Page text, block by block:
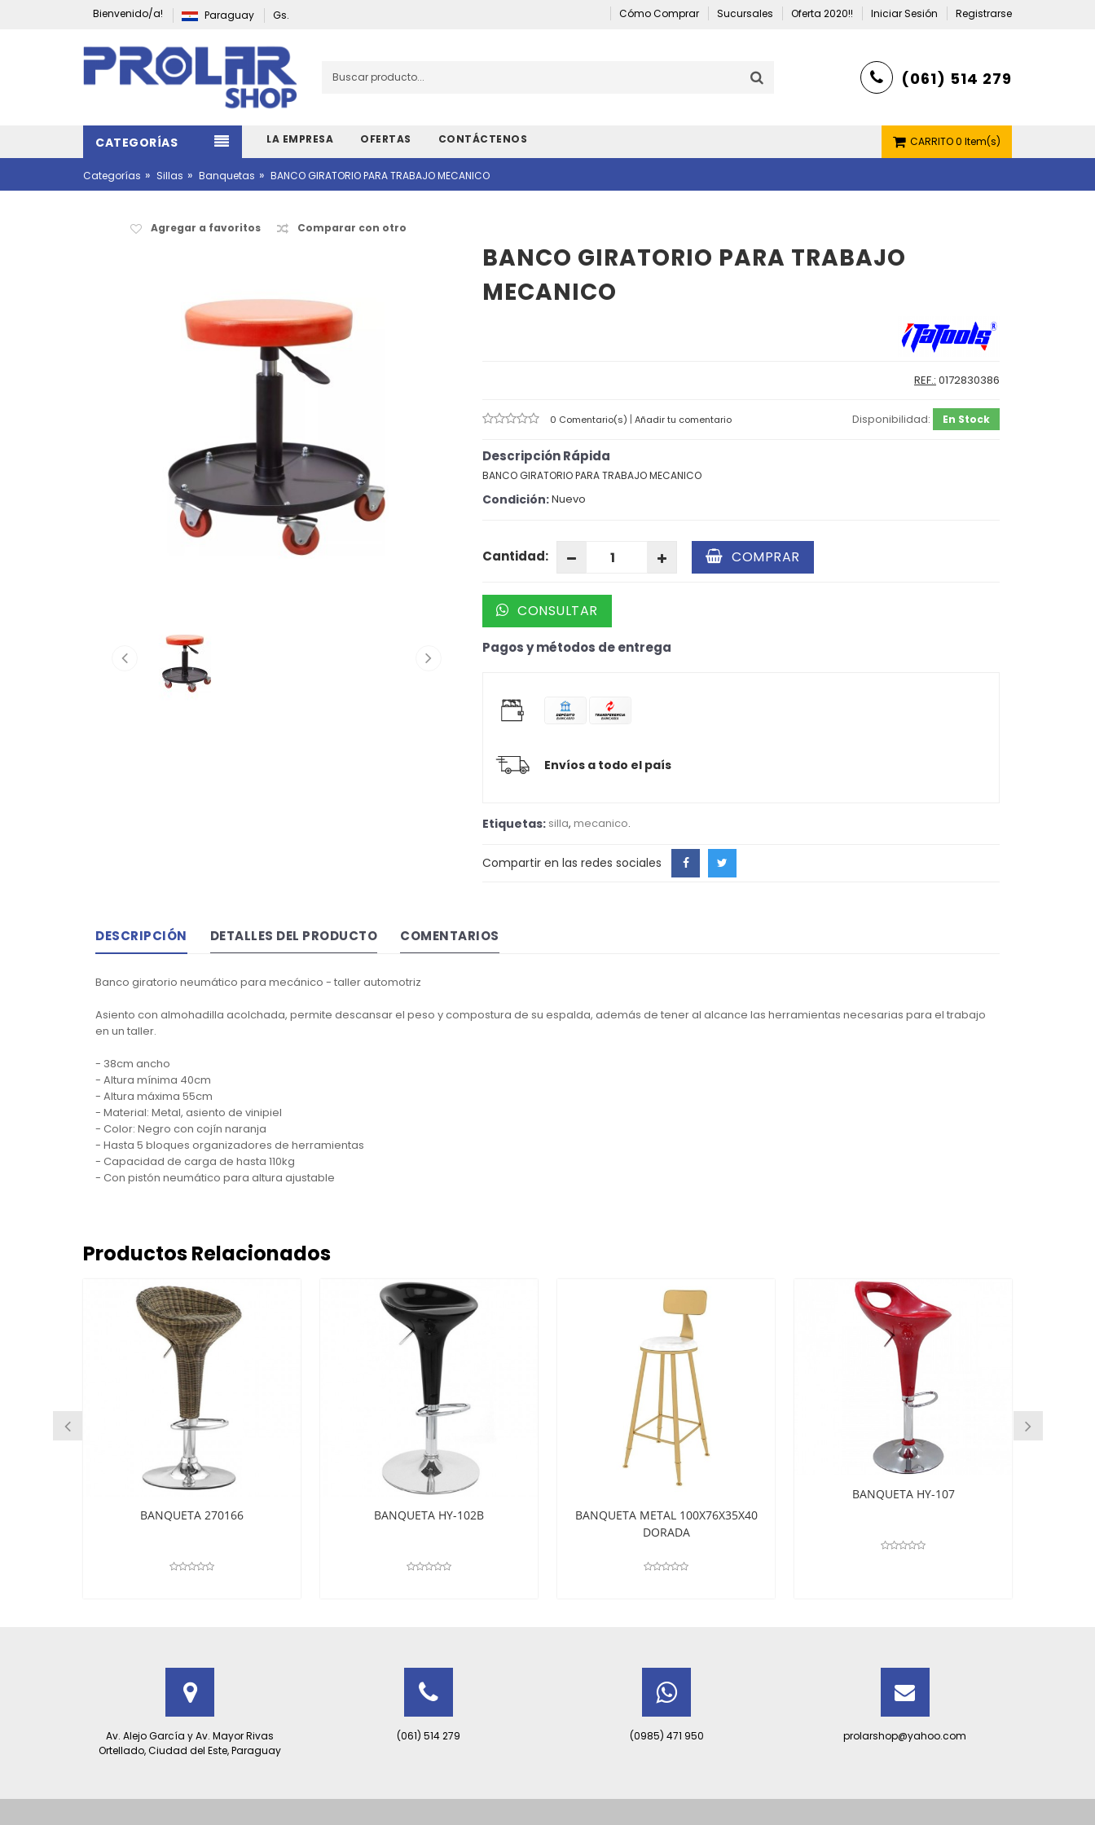
Bienvenido/a! Paraguay Gs. Cómo Comprar Sucursales Oferta 2020!! Iniciar Sesión Registrarse
(061) 514 279
CATEGORÍAS LA EMPRESA OFERTAS CONTÁCTENOS CARRITO0 Item(s)
Categorías » Sillas » Banquetas » BANCO GIRATORIO PARA TRABAJO MECANICO
Agregar a favoritos Comparar con otro
BANCO GIRATORIO PARA TRABAJO
MECANICO
REF.: 0172830386
0 Comentario(s) | Añadir tu comentario Disponibilidad: En Stock
Descripción Rápida
BANCO GIRATORIO PARA TRABAJO MECANICO
Condición:Nuevo
Cantidad: COMPRAR
CONSULTAR
Pagos y métodos de entrega
Envíos a todo el país
Etiquetas: silla, mecanico.
Compartir en las redes sociales
DESCRIPCIÓN DETALLES DEL PRODUCTO COMENTARIOS
Banco giratorio neumático para mecánico - taller automotriz
Asiento con almohadilla acolchada, permite descansar el peso y compostura de su espalda, además de tener al alcance las herramientas necesarias para el trabajo
en un taller.
- 38cm ancho
- Altura mínima 40cm
- Altura máxima 55cm
- Material: Metal, asiento de vinipiel
- Color: Negro con cojín naranja
- Hasta 5 bloques organizadores de herramientas
- Capacidad de carga de hasta 110kg
- Con pistón neumático para altura ajustable
Productos Relacionados
BANQUETA 270166 BANQUETA HY-102B
BANQUETA METAL 100X76X35X40
DORADA
BANQUETA HY-107
Av. Alejo García y Av. Mayor Rivas
Ortellado, Ciudad del Este, Paraguay
(061) 514 279 (0985) 471 950 prolarshop@yahoo.com